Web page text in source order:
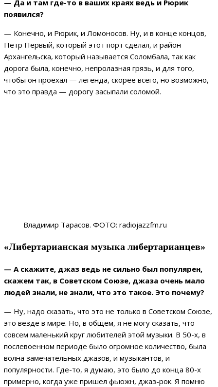
— Да и там где-то в ваших краях ведь и Рюрик
появился?
— Конечно, и Рюрик, и Ломоносов. Ну, и в конце концов,
Петр Первый, который этот порт сделал, и район
Архангельска, который называется Соломбала, так как
дорога была, конечно, непролазная грязь, и для того,
чтобы он проехал — легенда, скорее всего, но возможно,
что это правда — дорогу засыпали соломой.
Владимир Тарасов. ФОТО: radiojazzfm.ru
«Либертарианская музыка либертарианцев»
— А скажите, джаз ведь не сильно был популярен,
скажем так, в Советском Союзе, джаза очень мало
людей знали, не знали, что это такое. Это почему?
— Ну, надо сказать, что это не только в Советском Союзе,
это везде в мире. Но, в общем, я не могу сказать, что
совсем маленький круг любителей этой музыки. В 50-х, в
послевоенном периоде было огромное количество, была
волна замечательных джазов, и музыкантов, и
популярности. Где-то, я думаю, это было до конца 80-х
примерно, когда уже пришел фьюжн, джаз-рок. Я помню